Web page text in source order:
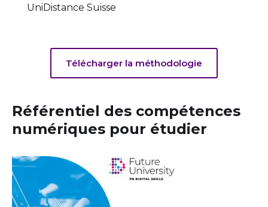
UniDistance Suisse
Télécharger la méthodologie
Référentiel des compétences
numériques pour étudier